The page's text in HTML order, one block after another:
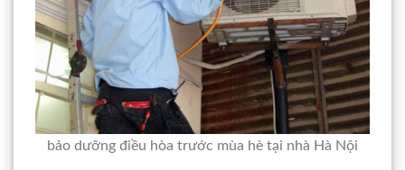
bảo dưỡng điều hòa trước mùa hè tại nhà Hà Nội